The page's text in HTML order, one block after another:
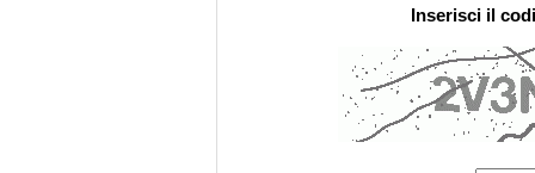
Inserisci il